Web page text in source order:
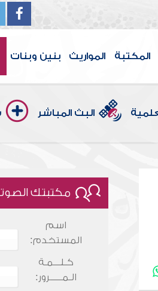
المكتبة المواريث بنين وبنات
البث المباشر
مكتبتك
اسم
المستخدم:
كـلـــمـة
الـمـــــرور: